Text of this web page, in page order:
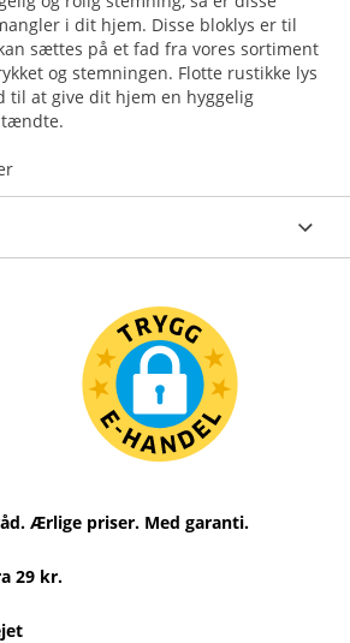
i dit hjem. Disse bloklys er til
sættes på et fad fra vores sortiment
og stemningen. Flotte rustikke lys
til at give dit hjem en hyggelig
Ærlige priser. Med garanti.
29 kr.